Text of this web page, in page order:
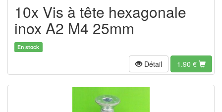
10x Vis à tête hexagonale
inox A2 M4 25mm
En stock
Détail 1.90 €